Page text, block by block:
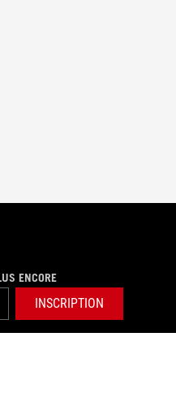
ENCORE
INSCRIPTION